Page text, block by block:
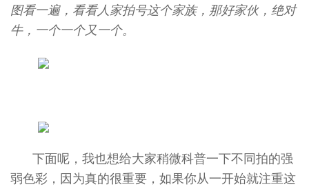
图看一遍，看看人家拍号这个家族，那好家伙，绝对
牛，一个一个又一个。
下面呢，我也想给大家稍微科普一下不同拍的强
弱色彩，因为真的很重要，如果你从一开始就注重这